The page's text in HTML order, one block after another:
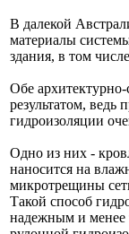
В далекой
материалы
здания, в том
Обе
результатом,
гидроизоляции
Одно из них -
наносится на
микротрещины
Такой способ
надежным и менее